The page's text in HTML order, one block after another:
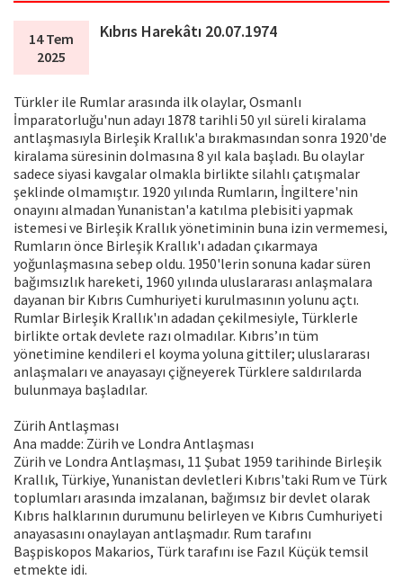
14 Tem
2025
Kıbrıs Harekâtı 20.07.1974
Türkler ile Rumlar arasında ilk olaylar, Osmanlı
İmparatorluğu'nun adayı 1878 tarihli 50 yıl süreli kiralama
antlaşmasıyla Birleşik Krallık'a bırakmasından sonra 1920'de
kiralama süresinin dolmasına 8 yıl kala başladı. Bu olaylar
sadece siyasi kavgalar olmakla birlikte silahlı çatışmalar
şeklinde olmamıştır. 1920 yılında Rumların, İngiltere'nin
onayını almadan Yunanistan'a katılma plebisiti yapmak
istemesi ve Birleşik Krallık yönetiminin buna izin vermemesi,
Rumların önce Birleşik Krallık'ı adadan çıkarmaya
yoğunlaşmasına sebep oldu. 1950'lerin sonuna kadar süren
bağımsızlık hareketi, 1960 yılında uluslararası anlaşmalara
dayanan bir Kıbrıs Cumhuriyeti kurulmasının yolunu açtı.
Rumlar Birleşik Krallık'ın adadan çekilmesiyle, Türklerle
birlikte ortak devlete razı olmadılar. Kıbrıs’ın tüm
yönetimine kendileri el koyma yoluna gittiler; uluslararası
anlaşmaları ve anayasayı çiğneyerek Türklere saldırılarda
bulunmaya başladılar.
Zürih Antlaşması
Ana madde: Zürih ve Londra Antlaşması
Zürih ve Londra Antlaşması, 11 Şubat 1959 tarihinde Birleşik
Krallık, Türkiye, Yunanistan devletleri Kıbrıs'taki Rum ve Türk
toplumları arasında imzalanan, bağımsız bir devlet olarak
Kıbrıs halklarının durumunu belirleyen ve Kıbrıs Cumhuriyeti
anayasasını onaylayan antlaşmadır. Rum tarafını
Başpiskopos Makarios, Türk tarafını ise Fazıl Küçük temsil
etmekte idi.